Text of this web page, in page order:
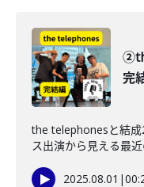
完
the telephonesと結成
ス出演から見える最
2025.08.01 |